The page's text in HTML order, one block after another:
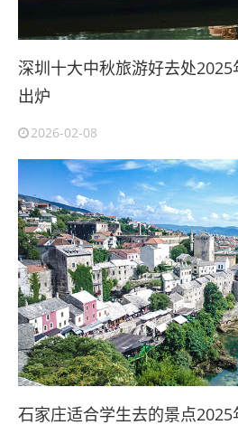
深圳十大中秋旅游好去处
出炉
2026-02-08
石家庄适合学生去的景点